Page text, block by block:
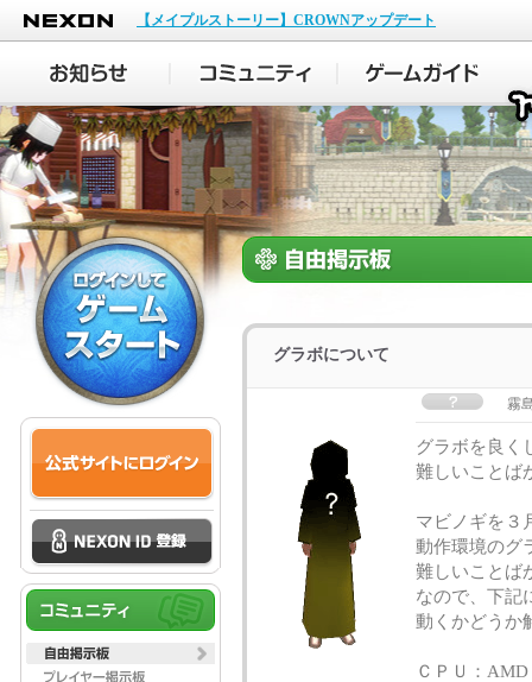
NEXON
【メイプルストーリー】CROWNアップデート
グラボについて
霧
グラボを良く
難しいことば
マビノギを３
動作環境のグ
難しいことば
なので、下記
動くかどうか
ＣＰＵ：